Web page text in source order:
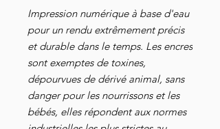
Impression numérique à base d'eau
pour un rendu extrêmement précis
et durable dans le temps. Les encres
sont exemptes de toxines,
dépourvues de dérivé animal, sans
danger pour les nourrissons et les
bébés, elles répondent aux normes